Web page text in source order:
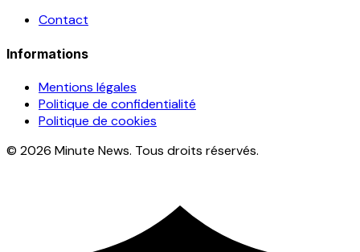
Contact
Informations
Mentions légales
Politique de confidentialité
Politique de cookies
© 2026 Minute News. Tous droits réservés.